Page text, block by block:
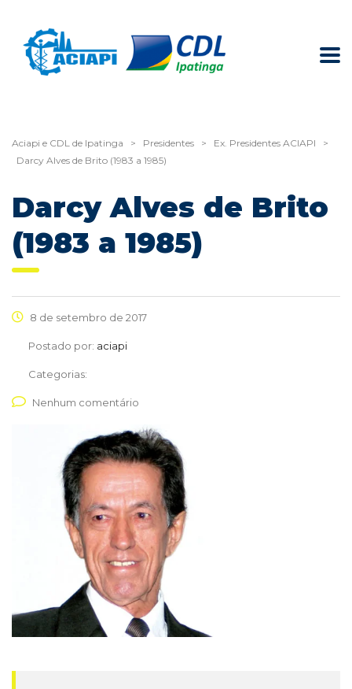
Aciapi e CDL de Ipatinga > Presidentes > Ex. Presidentes ACIAPI
>
Darcy Alves de Brito (1983 a 1985)
Darcy Alves de Brito
(1983 a 1985)
8 de setembro de 2017
Postado por: aciapi
Categorias:
Nenhum comentário